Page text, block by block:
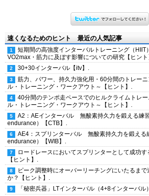
速くなるためのヒント 最近の人気記事
短期間の高強度インターバルトレーニング（HIIT
VO2max・筋力に及ぼす影響についての研究【ヒント
30+30インターバル【itv】.
筋力、パワー、持久力強化用・60分間のトレー
ル・トレーニング・ワークアウト～【ヒント】.
40分間のテンポ走ペースでのヒルクライムトレ
ル・トレーニング・ワークアウト～【ヒント】.
A2：AEインターバル 無酸素持久力を鍛える練
endurance）【CTB】.
AE4：スプリンターバル 無酸素持久力を鍛える
endurance）【WIB】.
ロードレースにおいてスプリンターとして成功す
【ヒント】.
ピーク調整時にオーバーリーチングにいたるま
か？【ヒント】.
「秘密兵器」LTインターバル（4+8インターバル